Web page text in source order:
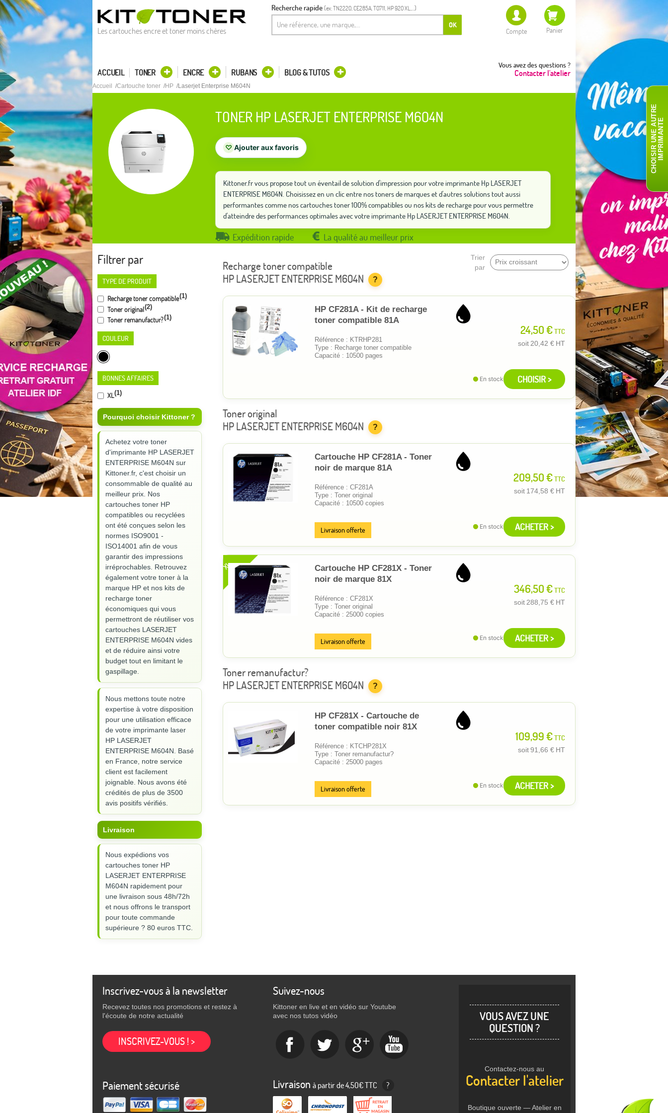
Les cartouches encre et toner moins chères
Recherche rapide (ex: TN2220, CE285A, T0711, HP 920 XL,...)
OK
Compte Panier
Vous avez des questions ?
Contacter l'atelier
ACCUEIL TONER ENCRE RUBANS BLOG & TUTOS
Accueil Cartouche toner HP Laserjet Enterprise M604N
TONER HP LASERJET ENTERPRISE M604N
♡ Ajouter aux favoris
Kittoner.fr vous propose tout un éventail de solution d'impression pour votre imprimante Hp LASERJET
ENTERPRISE M604N. Choisissez en un clic entre nos toners de marques et d'autres solutions tout aussi
performantes comme nos cartouches toner 100% compatibles ou nos kits de recharge pour vous permettre
d'atteindre des performances optimales avec votre imprimante Hp LASERJET ENTERPRISE M604N.
Expédition rapide La qualité au meilleur prix
Filtrer par
TYPE DE PRODUIT
Recharge toner compatible(1)
Toner original(2)
Toner remanufactur?(1)
COULEUR
BONNES AFFAIRES
XL(1)
Pourquoi choisir Kittoner ?
Achetez votre toner
d'imprimante HP LASERJET
ENTERPRISE M604N sur
Kittoner.fr, c'est choisir un
consommable de qualité au
meilleur prix. Nos
cartouches toner HP
compatibles ou recyclées
ont été conçues selon les
normes ISO9001 -
ISO14001 afin de vous
garantir des impressions
irréprochables. Retrouvez
également votre toner à la
marque HP et nos kits de
recharge toner
économiques qui vous
permettront de réutiliser vos
cartouches LASERJET
ENTERPRISE M604N vides
et de réduire ainsi votre
budget tout en limitant le
gaspillage.
Nous mettons toute notre
expertise à votre disposition
pour une utilisation efficace
de votre imprimante laser
HP LASERJET
ENTERPRISE M604N. Basé
en France, notre service
client est facilement
joignable. Nous avons été
crédités de plus de 3500
avis positifs vérifiés.
Livraison
Nous expédions vos
cartouches toner HP
LASERJET ENTERPRISE
M604N rapidement pour
une livraison sous 48h/72h
et nous offrons le transport
pour toute commande
supérieure ? 80 euros TTC.
Trier
par
Recharge toner compatible
HP LASERJET ENTERPRISE M604N
?
HP CF281A - Kit de recharge
toner compatible 81A
Référence : KTRHP281
Type : Recharge toner compatible
Capacité : 10500 pages
24,50 €TTC
soit 20,42 € HT
En stock CHOISIR >
Toner original
HP LASERJET ENTERPRISE M604N
?
Cartouche HP CF281A - Toner
noir de marque 81A
Référence : CF281A
Type : Toner original
Capacité : 10500 copies
209,50 €TTC
soit 174,58 € HT
Livraison offerte En stock ACHETER >
XL
Cartouche HP CF281X - Toner
noir de marque 81X
Référence : CF281X
Type : Toner original
Capacité : 25000 copies
346,50 €TTC
soit 288,75 € HT
Livraison offerte En stock ACHETER >
Toner remanufactur?
HP LASERJET ENTERPRISE M604N
?
HP CF281X - Cartouche de
toner compatible noir 81X
Référence : KTCHP281X
Type : Toner remanufactur?
Capacité : 25000 pages
109,99 €TTC
soit91,66 € HT
Livraison offerte En stock ACHETER >
Inscrivez-vous à la newsletter
Recevez toutes nos promotions et restez à
l'écoute de notre actualité
INSCRIVEZ-VOUS ! >
Paiement sécurisé
Suivez-nous
Kittoner en live et en vidéo sur Youtube
avec nos tutos vidéo
Livraison à partir de 4,50€ TTC ?
VOUS AVEZ UNE
QUESTION ?
Contactez-nous au
Contacter l'atelier
Boutique ouverte — Atelier en
C
H
O
I
S
I
R
U
N
E
AU
T
R
E
I
M
P
R
I
M
A
N
TE